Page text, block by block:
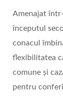
Amenajat
începutul
conacul
flexibilitatea
comune și
pentru